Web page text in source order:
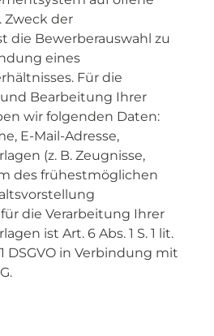
Zweck der
die Bewerberauswahl zu
eines
Für die
Bearbeitung Ihrer
wir folgenden Daten:
E-Mail-Adresse,
(z. B. Zeugnisse,
des frühestmöglichen
die Verarbeitung Ihrer
ist Art. 6 Abs. 1 S. 1 lit.
DSGVO in Verbindung mit